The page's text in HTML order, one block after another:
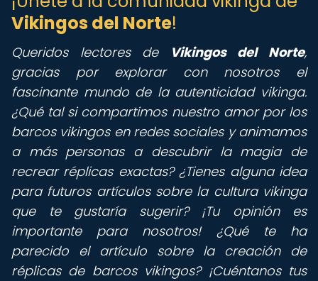
Vikingos del Norte!
Queridos lectores de Vikingos del Norte,
gracias por explorar con nosotros el
fascinante mundo de la autenticidad vikinga.
¿Qué tal si compartimos nuestro amor por los
barcos vikingos en redes sociales y animamos
a más personas a descubrir la magia de
recrear réplicas exactas? ¿Tienes alguna idea
para futuros artículos sobre la cultura vikinga
que te gustaría sugerir? ¡Tu opinión es
importante para nosotros! ¿Qué te ha
parecido el artículo sobre la creación de
réplicas de barcos vikingos? ¡Cuéntanos tus